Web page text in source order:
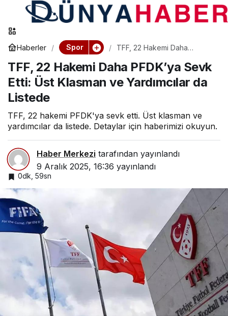
Haberler Spor
TFF, 22 Hakemi Daha
Klasman ve Yardımcılar da
Listede
TFF, 22 Hakemi Daha PFDK’ya Sevk
Etti: Üst Klasman ve Yardımcılar da
Listede
TFF, 22 hakemi PFDK'ya sevk etti. Üst klasman ve
yardımcılar da listede. Detaylar için haberimizi okuyun.
Haber Merkezi tarafından yayınlandı
9 Aralık 2025, 16:36 yayınlandı
0dk, 59sn